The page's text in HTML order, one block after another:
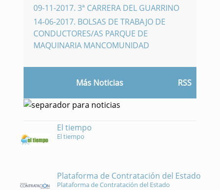
09-11-2017. 3ª CARRERA DEL GUARRINO
14-06-2017. BOLSAS DE TRABAJO DE
CONDUCTORES/AS PARQUE DE
MAQUINARIA MANCOMUNIDAD
Más Noticias RSS
El tiempo
El tiempo
Plataforma de Contratación del Estado
Plataforma de Contratación del Estado